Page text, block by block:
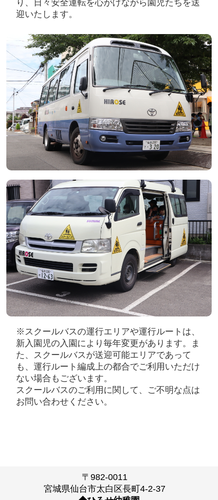
り、日々安全運転を心がけながら園児たちを送
迎いたします。
※スクールバスの運行エリアや運行ルートは、
新入園児の入園により毎年変更があります。ま
た、スクールバスが送迎可能エリアであって
も、運行ルート編成上の都合でご利用いただけ
ない場合もございます。
スクールバスのご利用に関して、ご不明な点は
お問い合わせください。
〒982-0011
宮城県仙台市太白区長町4-2-37